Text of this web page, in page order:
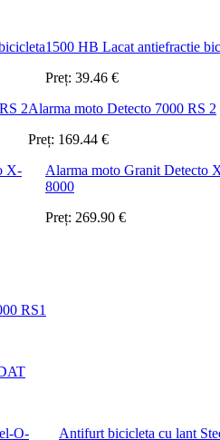
1500 HB Lacat antiefractie
Preț: 39.46 €
Alarma moto Detecto 7000 RS 2
Preț: 169.44 €
Alarma moto Granit Detecto
8000
Preț: 269.90 €
RS1
Antifurt bicicleta cu lant